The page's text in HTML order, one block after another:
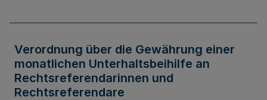
Verordnung über die Gewährung einer
monatlichen Unterhaltsbeihilfe an
Rechtsreferendarinnen und
Rechtsreferendare